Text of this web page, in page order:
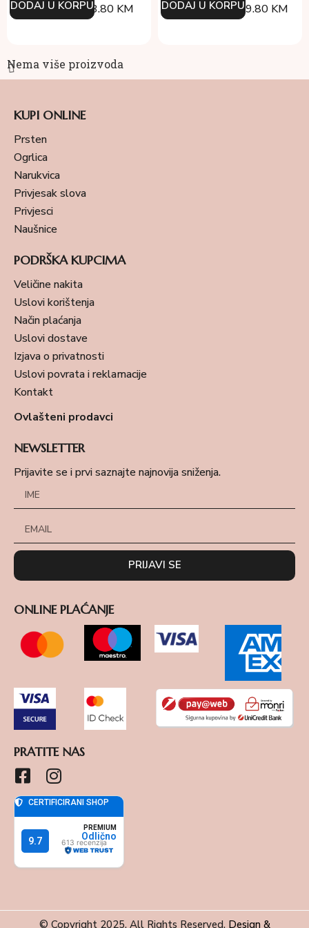
134.00KM93.80 KM
DODAJ U KORPU 214.00KM149.80 KM
DODAJ U KORPU
Nema više proizvoda
KUPI ONLINE
Prsten
Ogrlica
Narukvica
Privjesak slova
Privjesci
Naušnice
PODRŠKA KUPCIMA
Veličine nakita
Uslovi korištenja
Način plaćanja
Uslovi dostave
Izjava o privatnosti
Uslovi povrata i reklamacije
Kontakt
Ovlašteni prodavci
NEWSLETTER
Prijavite se i prvi saznajte najnovija sniženja.
PRIJAVI SE
ONLINE PLAĆANJE
PRATITE NAS
© Copyright 2025. All Rights Reserved. Design &